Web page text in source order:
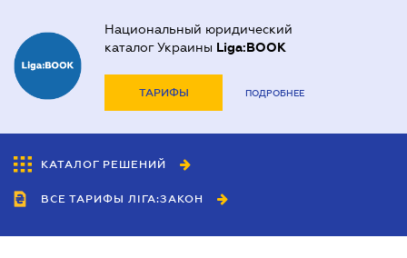
Национальный юридический
каталог Украины Liga:BOOK
ТАРИФЫ ПОДРОБНЕЕ
КАТАЛОГ РЕШЕНИЙ
ВСЕ ТАРИФЫ ЛІГА:ЗАКОН